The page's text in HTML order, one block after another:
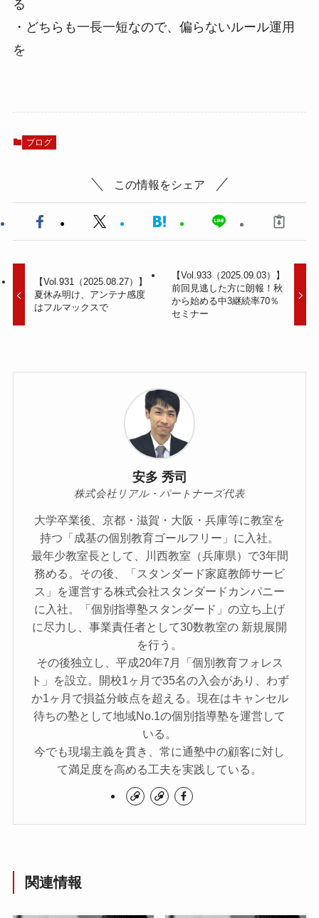
る
・どちらも一長一短なので、偏らないルール運用
を
ブログ
この情報をシェア
【Vol.931（2025.08.27）】
夏休み明け、アンテナ感度
はフルマックスで
【Vol.933（2025.09.03）】
前回見逃した方に朗報！秋
から始める中3継続率70％
セミナー
安多 秀司
株式会社リアル・パートナーズ代表
大学卒業後、京都・滋賀・大阪・兵庫等に教室を
持つ「成基の個別教育ゴールフリー」に入社。
最年少教室長として、川西教室（兵庫県）で3年間
務める。その後、「スタンダード家庭教師サービ
ス」を運営する株式会社スタンダードカンパニー
に入社。「個別指導塾スタンダード」の立ち上げ
に尽力し、事業責任者として30数教室の 新規展開
を行う。
その後独立し、平成20年7月「個別教育フォレス
ト」を設立。開校1ヶ月で35名の入会があり、わず
か1ヶ月で損益分岐点を超える。現在はキャンセル
待ちの塾として地域No.1の個別指導塾を運営して
いる。
今でも現場主義を貫き、常に通塾中の顧客に対し
て満足度を高める工夫を実践している。
関連情報